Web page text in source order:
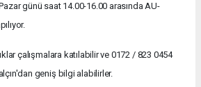
günü saat 14.00-16.00 arasında AU-
çalışmalara katılabilir ve 0172 / 823 0454
geniş bilgi alabilirler.